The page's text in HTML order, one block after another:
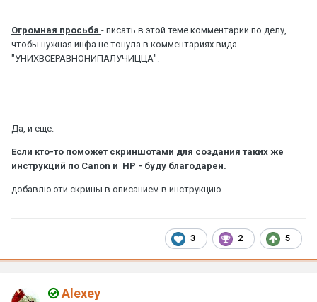
Огромная просьба - писать в этой теме комментарии по делу,
чтобы нужная инфа не тонула в комментариях вида
"УНИХВСЕРАВНОНИПАЛУЧИЦЦА".
Да, и еще.
Если кто-то поможет скриншотами для создания таких же
инструкций по Canon и HP - буду благодарен.
добавлю эти скрины в описанием в инструкцию.
3 2 5
Alexey